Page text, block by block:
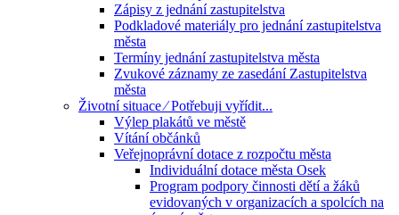
Zápisy z jednání zastupitelstva
Podkladové materiály pro jednání zastupitelstva
města
Termíny jednání zastupitelstva města
Zvukové záznamy ze zasedání Zastupitelstva
města
Životní situace ⁄ Potřebuji vyřídit...
Výlep plakátů ve městě
Vítání občánků
Veřejnoprávní dotace z rozpočtu města
Individuální dotace města Osek
Program podpory činnosti dětí a žáků
evidovaných v organizacích a spolcích na